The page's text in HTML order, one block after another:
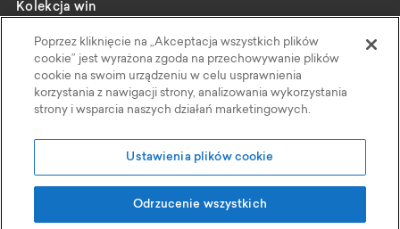
Kolekcja win
Katalog
Wybrani producenci
Wine pairing
Kontakt
Polityka Prywatności
Poprzez kliknięcie na „Akceptacja wszystkich plików
cookie” jest wyrażona zgoda na przechowywanie plików
cookie na swoim urządzeniu w celu usprawnienia
korzystania z nawigacji strony, analizowania wykorzystania
strony i wsparcia naszych działań marketingowych.
Ustawienia plików cookie
Odrzucenie wszystkich